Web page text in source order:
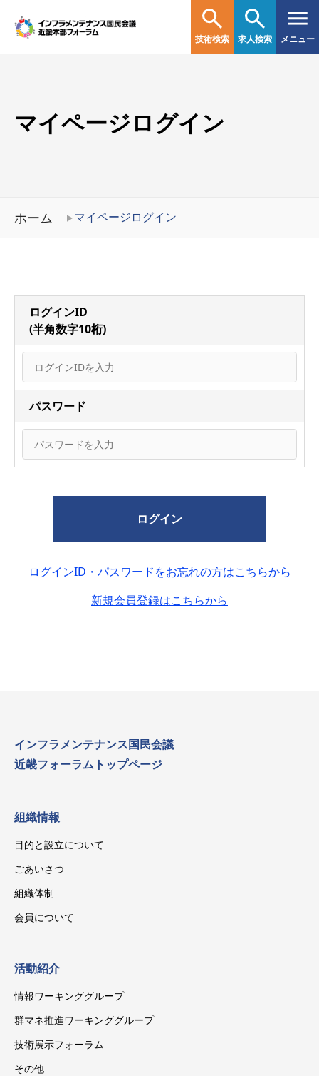
技術検索 求人検索 メニュー
マイページログイン
ホーム マイページログイン
ログインID
(半角数字10桁)
パスワード
ログイン
ログインID・パスワードをお忘れの方はこちらから
新規会員登録はこちらから
インフラメンテナンス国民会議
近畿フォーラムトップページ
組織情報
目的と設立について
ごあいさつ
組織体制
会員について
活動紹介
情報ワーキンググループ
群マネ推進ワーキンググループ
技術展示フォーラム
その他